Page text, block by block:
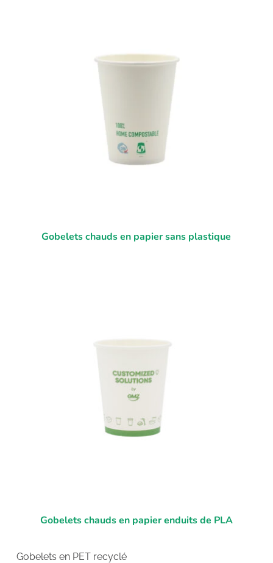
Gobelets chauds en papier sans plastique
Gobelets chauds en papier enduits de PLA
Gobelets en PET recyclé